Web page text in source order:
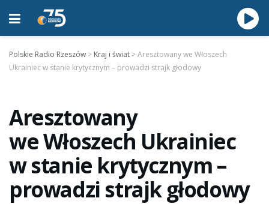
Polskie Radio Rzeszów > Kraj i świat >Aresztowany we Włoszech
Ukrainiec w stanie krytycznym – prowadzi strajk głodowy
Aresztowany
we Włoszech Ukrainiec
w stanie krytycznym –
prowadzi strajk głodowy